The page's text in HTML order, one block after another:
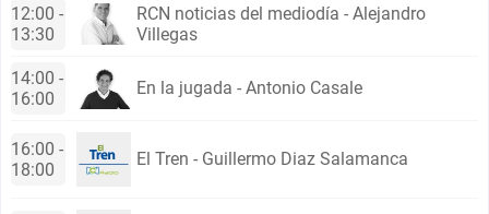
12:00 -
13:30
RCN noticias del mediodía - Alejandro
Villegas
14:00 -
16:00
En la jugada - Antonio Casale
16:00 -
18:00
El Tren - Guillermo Diaz Salamanca